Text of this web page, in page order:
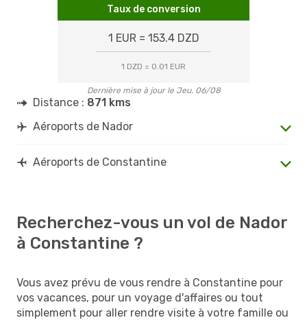
Taux de conversion
1 EUR = 153.4 DZD
1 DZD = 0.01 EUR
Dernière mise à jour le Jeu. 06/08
Distance : 871 kms
Aéroports de Nador
Aéroports de Constantine
Recherchez-vous un vol de Nador
à Constantine ?
Vous avez prévu de vous rendre à Constantine pour
vos vacances, pour un voyage d'affaires ou tout
simplement pour aller rendre visite à votre famille ou